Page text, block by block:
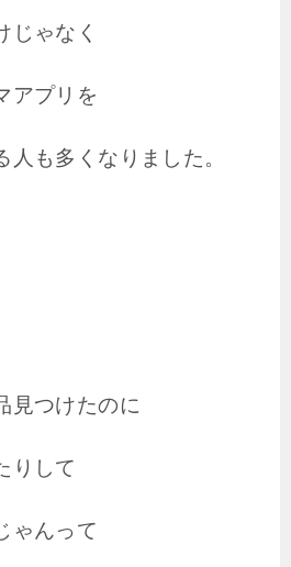
じゃなく
アプリを
も多くなりました。
見つけたのに
りして
ゃんって